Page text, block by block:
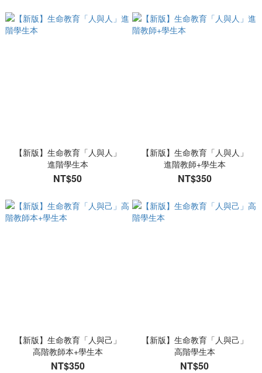
【新版】生命教育「人與人」
進階學生本
NT$50
【新版】生命教育「人與人」
進階教師+學生本
NT$350
【新版】生命教育「人與己」
高階教師本+學生本
NT$350
【新版】生命教育「人與己」
高階學生本
NT$50